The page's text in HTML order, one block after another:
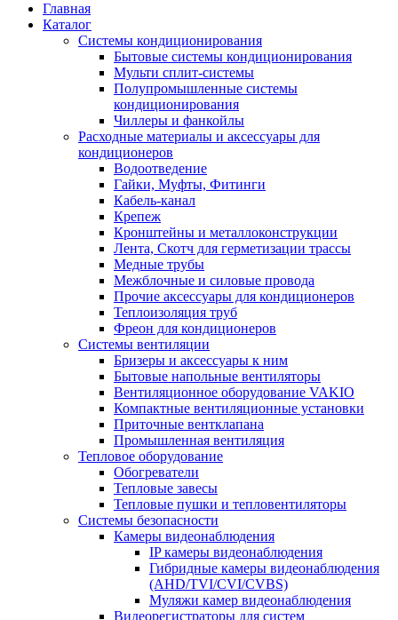
Главная
Каталог
Системы кондиционирования
Бытовые системы кондиционирования
Мульти сплит-системы
Полупромышленные системы
кондиционирования
Чиллеры и фанкойлы
Расходные материалы и аксессуары для
кондиционеров
Водоотведение
Гайки, Муфты, Фитинги
Кабель-канал
Крепеж
Кронштейны и металлоконструкции
Лента, Скотч для герметизации трассы
Медные трубы
Межблочные и силовые провода
Прочие аксессуары для кондиционеров
Теплоизоляция труб
Фреон для кондиционеров
Системы вентиляции
Бризеры и аксессуары к ним
Бытовые напольные вентиляторы
Вентиляционное оборудование VAKIO
Компактные вентиляционные установки
Приточные вентклапана
Промышленная вентиляция
Тепловое оборудование
Обогреватели
Тепловые завесы
Тепловые пушки и тепловентиляторы
Системы безопасности
Камеры видеонаблюдения
IP камеры видеонаблюдения
Гибридные камеры видеонаблюдения
(AHD/TVI/CVI/CVBS)
Муляжи камер видеонаблюдения
Видеорегистраторы для систем